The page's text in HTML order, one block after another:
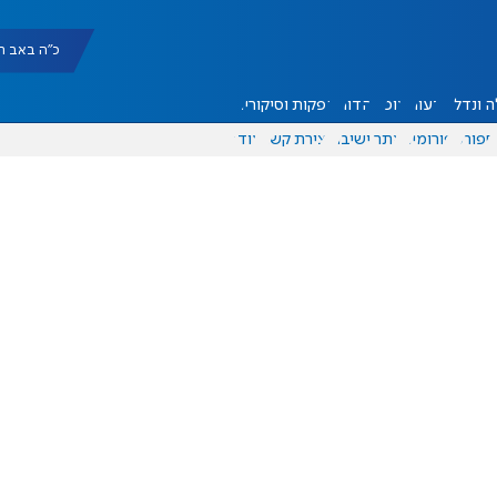
כ"ה באב תשפ"ו
ונדל"ן דעות אוכל יהדות הפקות וסיקורים
ספורט פורומים אתר ישיבה יצירת קשר עוד